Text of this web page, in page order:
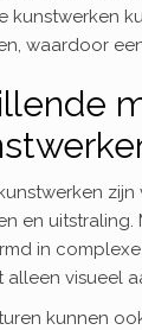
kunstwerken
waardoor
en
in
alleen visueel
kunnen